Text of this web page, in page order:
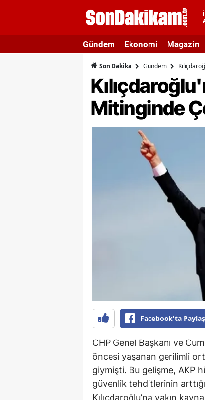
Gündem Ekonomi Magazin
Son Dakika Gündem
Mitinginde
Facebook'ta Paylaş
CHP Genel Başkanı ve
öncesi yaşanan gerilimli
giymişti. Bu gelişme, AKP
güvenlik tehditlerinin
Kılıçdaroğlu’na yakın